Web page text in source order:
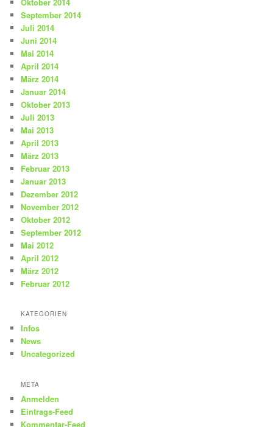
September 2014
Juli 2014
Juni 2014
Mai 2014
April 2014
März 2014
Januar 2014
Oktober 2013
Juli 2013
Mai 2013
April 2013
März 2013
Februar 2013
Januar 2013
Dezember 2012
November 2012
Oktober 2012
September 2012
Mai 2012
April 2012
März 2012
Februar 2012
KATEGORIEN
Infos
News
Uncategorized
META
Anmelden
Eintrags-Feed
Kommentar-Feed